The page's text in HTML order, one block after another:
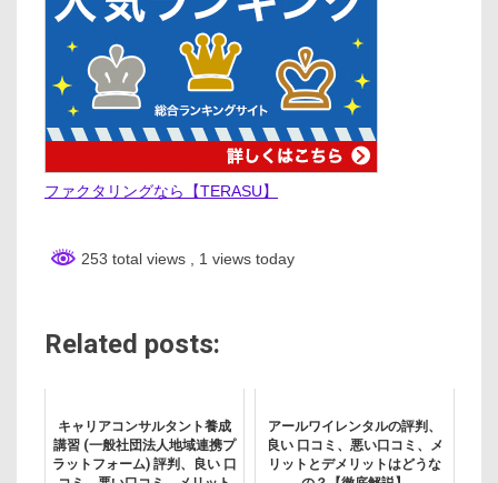
ファクタリングなら【TERASU】
253 total views , 1 views today
Related posts:
キャリアコンサルタント養成
講習 (一般社団法人地域連携プ
ラットフォーム) 評判、良い 口
アールワイレンタルの評判、
良い 口コミ、悪い口コミ、メ
リットとデメリットはどうな